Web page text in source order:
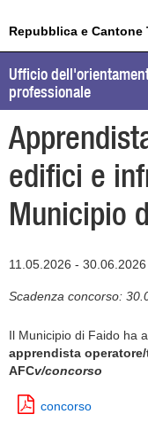
Repubblica e Cantone
Ufficio
professionale
edifici e
Municipio
11.05.2026 - 30.06.2026
Scadenza concorso:
Il Municipio di Faido ha
apprendista
AFCv/concorso
concorso